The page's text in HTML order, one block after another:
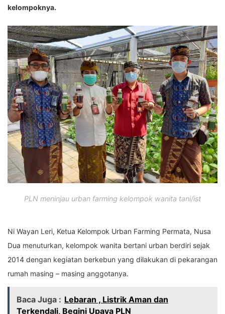
kelompoknya.
PLN meninjau urban farming kelompok wanita tani/ist
Ni Wayan Leri, Ketua Kelompok Urban Farming Permata, Nusa
Dua menuturkan, kelompok wanita bertani urban berdiri sejak
2014 dengan kegiatan berkebun yang dilakukan di pekarangan
rumah masing – masing anggotanya.
Baca Juga : Lebaran , Listrik Aman dan
Terkendali, Begini Upaya PLN